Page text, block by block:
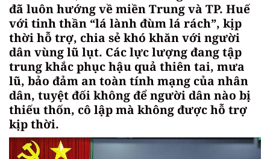
đã luôn hướng về miền Trung và TP. Huế
với tinh thần “lá lành đùm lá rách”, kịp
thời hỗ trợ, chia sẻ khó khăn với người
dân vùng lũ lụt. Các lực lượng đang tập
trung khắc phục hậu quả thiên tai, mưa
lũ, bảo đảm an toàn tính mạng của nhân
dân, tuyệt đối không để người dân nào bị
thiếu thốn, cô lập mà không được hỗ trợ
kịp thời.